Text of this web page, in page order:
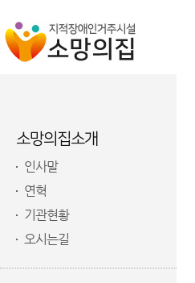
소망의집소개
인사말
연혁
기관현황
오시는길